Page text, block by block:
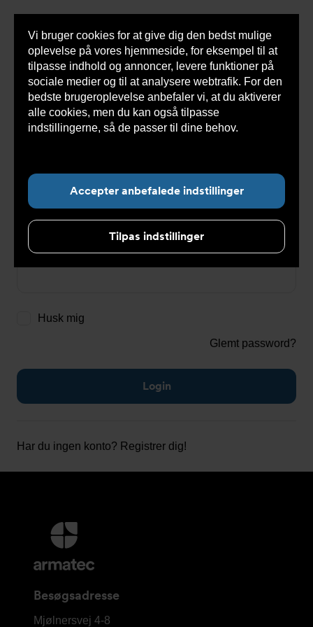
Vi bruger cookies for at give dig den bedst mulige
oplevelse på vores hjemmeside, for eksempel til at
tilpasse indhold og annoncer, levere funktioner på
sociale medier og til at analysere webtrafik. For den
bedste brugeroplevelse anbefaler vi, at du aktiverer
alle cookies, men du kan også tilpasse
indstillingerne, så de passer til dine behov.
Accepter anbefalede indstillinger
Tilpas indstillinger
Du
her:
Armatec > Log ind
E-mailadresse
Password
Husk mig
Glemt password?
Har du ingen konto? Registrer dig!
Yderligere
information
og
Besøgsadresse
Armatec
Mjølnersvej 4-8